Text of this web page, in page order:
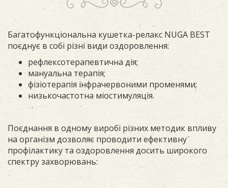
Багатофункціональна кушетка-релакс NUGA BEST
поєднує в собі різні види оздоровлення:
рефлексотерапевтична дія;
мануальна терапія;
фізіотерапія інфрачервоними променями;
низькочастотна міостимуляція.
Поєднання в одному виробі різних методик впливу
на організм дозволяє проводити ефективну
профілактику та оздоровлення досить широкого
спектру захворювань: